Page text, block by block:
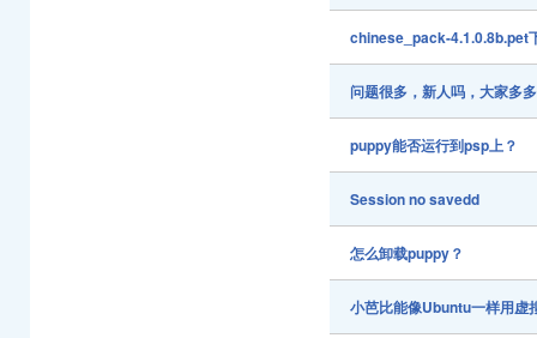
chinese_pack-4.1.0.8b.pet
问题很多，新人吗，大家多
puppy能否运行到psp上？
Session no savedd
怎么卸载puppy？
小芭比能像Ubuntu一样用虚